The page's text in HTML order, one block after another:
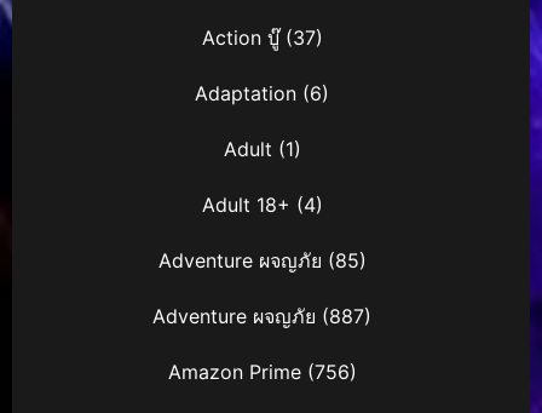
Action บู๊(37)
Adaptation (6)
Adult (1)
Adult 18+ (4)
Adventure ผจญภัย (85)
Adventure ผจญภัย (887)
Amazon Prime(756)